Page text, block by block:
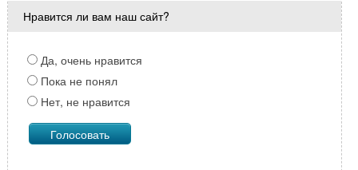
Нравится ли вам наш сайт?
Да, очень нравится
Пока не понял
Нет, не нравится